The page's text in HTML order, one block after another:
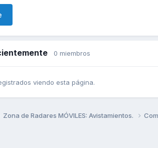
0 miembros
viendo esta página.
Zona de Radares MÓVILES: Avistamientos.